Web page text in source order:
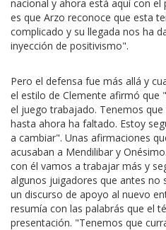
nacional y ahora está aquí con
es que Arzo reconoce que esta
complicado y su llegada nos ha
inyección de positivismo".
Pero el defensa fue más allá y
el estilo de Clemente afirmó que
el juego trabajado. Tenemos
hasta ahora ha faltado. Estoy
a cambiar". Unas afirmaciones
acusaban a Mendilibar y
con él vamos a trabajar más y
algunos juigadores que antes no
un discurso de apoyo al nuevo
resumía con las palabrás que el
presentación. "Tenemos que